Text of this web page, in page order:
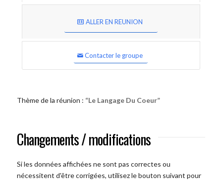
ALLER EN REUNION
Contacter le groupe
Thème de la réunion : “Le Langage Du Coeur”
Changements / modifications
Si les données affichées ne sont pas correctes ou
nécessitent d'être corrigées, utilisez le bouton suivant pour